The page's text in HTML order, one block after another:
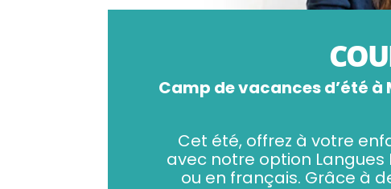
Camp de vacances d’été à
Cet été, offrez à votre
avec notre option
ou en français. Grâce à